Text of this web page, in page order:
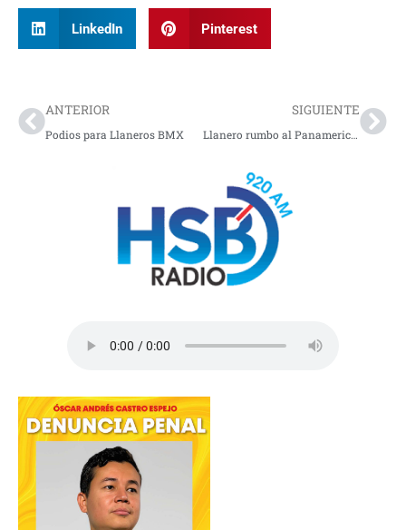
LinkedIn Pinterest
ANTERIOR
Podios para Llaneros BMX
SIGUIENTE
Llanero rumbo al Panamericano